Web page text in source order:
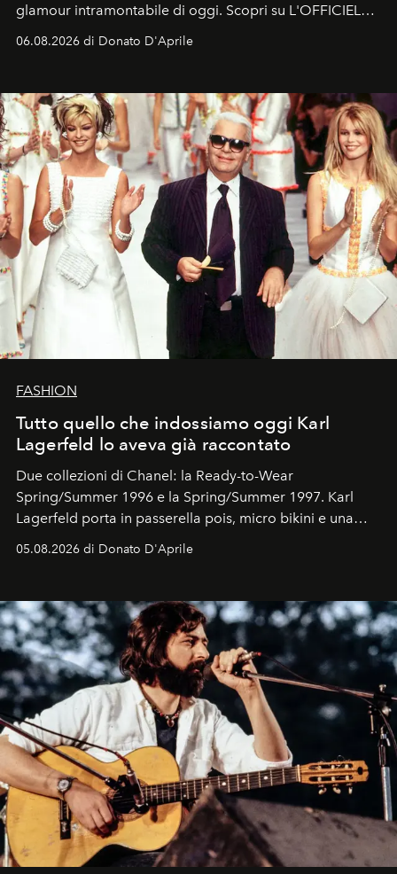
glamour intramontabile di oggi. Scopri su L'OFFICIEL
Italia la sua style evolution.
06.08.2026 di Donato D'Aprile
FASHION
Tutto quello che indossiamo oggi Karl
Lagerfeld lo aveva già raccontato
Due collezioni di Chanel: la Ready-to-Wear
Spring/Summer 1996 e la Spring/Summer 1997. Karl
Lagerfeld porta in passerella pois, micro bikini e una
logomania pensata per la spiaggia
Kate, Claudia e Carla una dietro l'altra. Trent'anni dopo,
uno dei documenti più contemporanei che abbiamo.
05.08.2026 di Donato D'Aprile